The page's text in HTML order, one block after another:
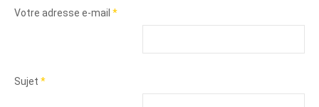
Votre adresse e-mail *
Sujet *